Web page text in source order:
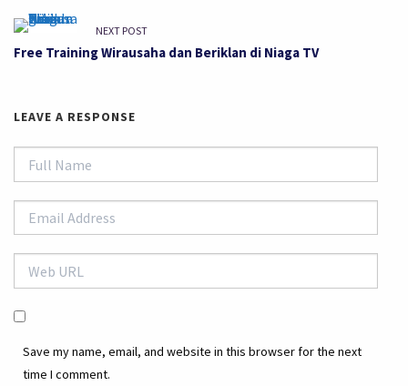
NEXT POST
Free Training Wirausaha dan Beriklan di Niaga TV
LEAVE A RESPONSE
Save my name, email, and website in this browser for the next
time I comment.